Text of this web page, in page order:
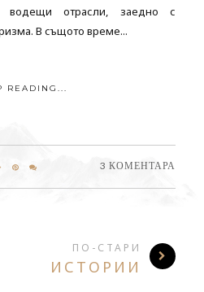
водещи отрасли, заедно с
В същото време...
READING...
3 КОМЕНТАРА
ПО-СТАРИ
ИСТОРИИ